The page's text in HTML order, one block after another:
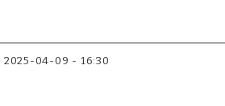
2025-04-09 - 16:30